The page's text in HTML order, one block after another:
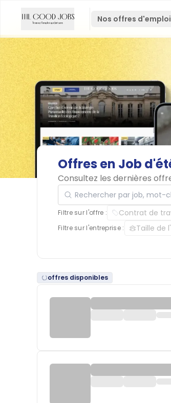
Nos offres d'emploi
Offres en Job
Consultez les dernières
Rechercher par job, mot-clé
Filtre sur l'offre : Contrat de
Filtre sur l'entreprise : Taille de
offres disponibles